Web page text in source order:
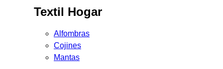
Textil Hogar
Alfombras
Cojines
Mantas